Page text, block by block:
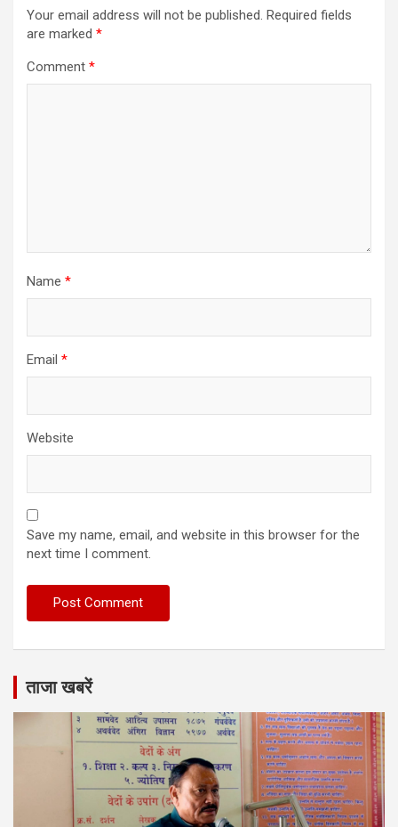
Your email address will not be published. Required fields
are marked *
Comment *
Name *
Email *
Website
Save my name, email, and website in this browser for the
next time I comment.
ताजा खबरें